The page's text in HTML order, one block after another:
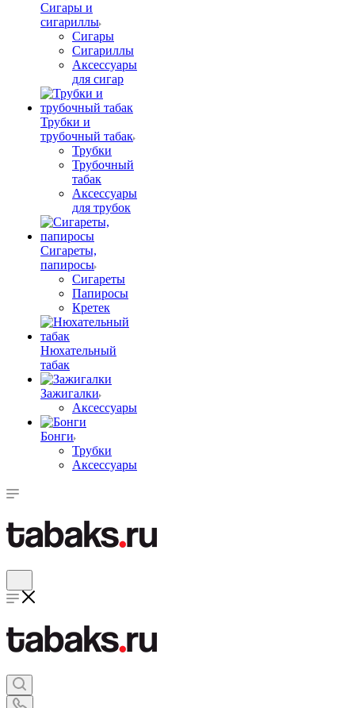
Сигары и
сигариллы
Сигары
Сигариллы
Аксессуары
для сигар
Трубки и
трубочный табак
Трубки
Трубочный
табак
Аксессуары
для трубок
Сигареты,
папиросы
Сигареты
Папиросы
Кретек
Нюхательный
табак
Зажигалки
Аксессуары
Бонги
Трубки
Аксессуары